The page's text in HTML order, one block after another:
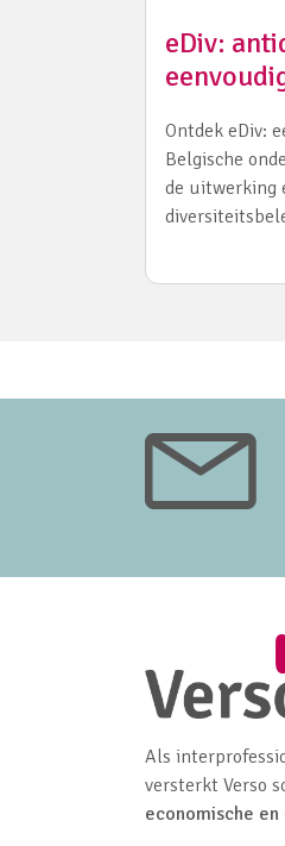
eDiv:
Ontdek eDiv:
Belgische
de uitwerking
Als
versterkt Verso
economische